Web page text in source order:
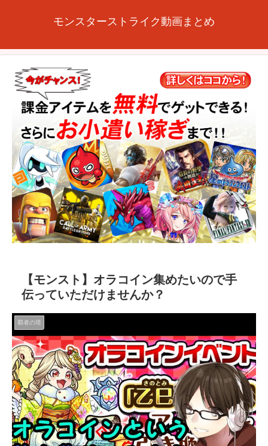
モンスターストライク動画まとめ
【モンスト】オラコイン集めたいので手
伝っていただけませんか？
覇者の塔